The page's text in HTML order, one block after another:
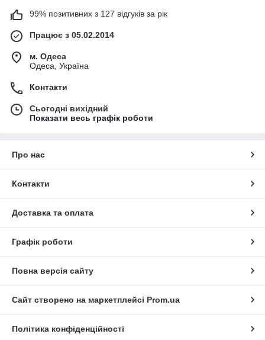
99% позитивних з 127 відгуків за рік
Працює з 05.02.2014
м. Одеса
Одеса, Україна
Контакти
Сьогодні вихідний
Показати весь графік роботи
Про нас
Контакти
Доставка та оплата
Графік роботи
Повна версія сайту
Сайт створено на маркетплейсі Prom.ua
Політика конфіденційності